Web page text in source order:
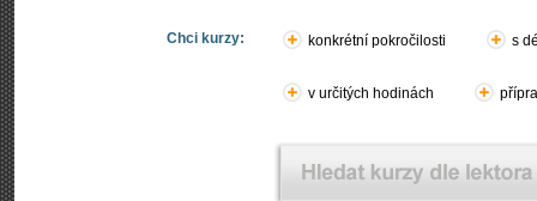
Chci kurzy: konkrétní pokročilosti s
v určitých hodinách